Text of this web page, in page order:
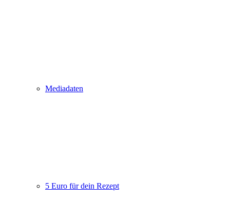
Mediadaten
5 Euro für dein Rezept